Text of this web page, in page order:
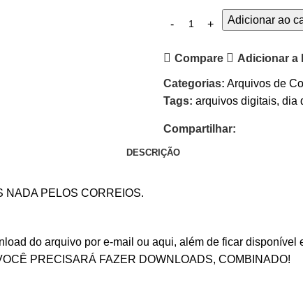
Adicionar ao
Compare Adicionar a
Categorias: Arquivos de
Tags: arquivos digitais, dia
Compartilhar:
DESCRIÇÃO
NADA PELOS CORREIOS.
do arquivo por e-mail ou aqui, além de ficar disponível
PRECISARÁ FAZER DOWNLOADS, COMBINADO!